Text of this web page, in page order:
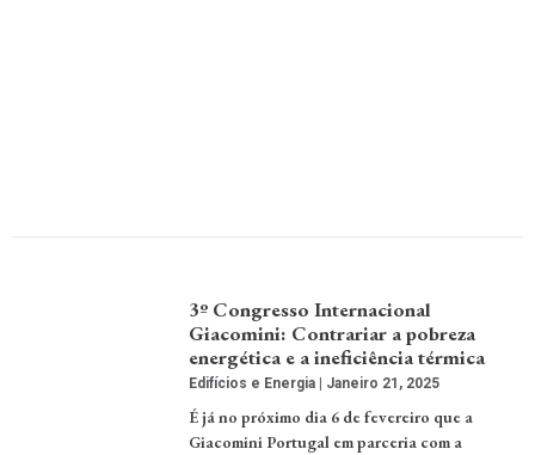
3º Congresso Internacional
Giacomini: Contrariar a pobreza
energética e a ineficiência térmica
Edifícios e Energia Janeiro 21, 2025
É já no próximo dia 6 de fevereiro que a
Giacomini Portugal em parceria com a